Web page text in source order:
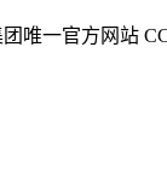
唯一官方网站